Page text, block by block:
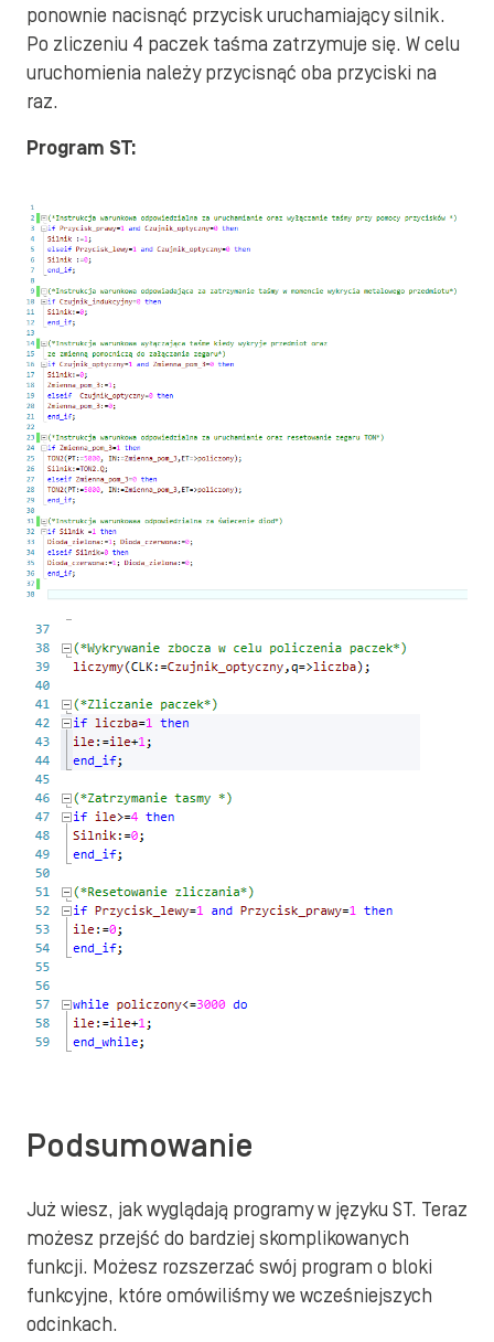
ponownie nacisnąć przycisk uruchamiający silnik.
Po zliczeniu 4 paczek taśma zatrzymuje się. W celu
uruchomienia należy przycisnąć oba przyciski na
raz.
Program ST:
Podsumowanie
Już wiesz, jak wyglądają programy w języku ST. Teraz
możesz przejść do bardziej skomplikowanych
funkcji. Możesz rozszerzać swój program o bloki
funkcyjne, które omówiliśmy we wcześniejszych
odcinkach.